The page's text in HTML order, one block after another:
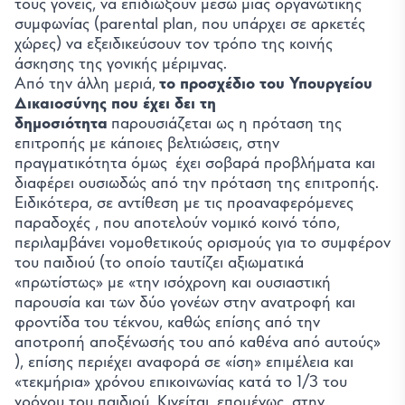
συμφωνίας (parental plan, που υπάρχει σε αρκετές
χώρες) να εξειδικεύσουν τον τρόπο της κοινής
άσκησης της γονικής μέριμνας.
Από την άλλη μεριά, το προσχέδιο του Υπουργείου
Δικαιοσύνης που έχει δει τη
δημοσιότητα παρουσιάζεται ως η πρόταση της
επιτροπής με κάποιες βελτιώσεις, στην
πραγματικότητα όμως έχει σοβαρά προβλήματα και
διαφέρει ουσιωδώς από την πρόταση της επιτροπής.
Ειδικότερα, σε αντίθεση με τις προαναφερόμενες
παραδοχές , που αποτελούν νομικό κοινό τόπο,
περιλαμβάνει νομοθετικούς ορισμούς για το συμφέρον
του παιδιού (το οποίο ταυτίζει αξιωματικά
«πρωτίστως» με «την ισόχρονη και ουσιαστική
παρουσία και των δύο γονέων στην ανατροφή και
φροντίδα του τέκνου, καθώς επίσης από την
αποτροπή αποξένωσής του από καθένα από αυτούς»
), επίσης περιέχει αναφορά σε «ίση» επιμέλεια και
«τεκμήρια» χρόνου επικοινωνίας κατά το 1/3 του
χρόνου του παιδιού. Κινείται, επομένως, στην